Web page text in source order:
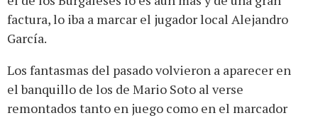
factura, lo iba a marcar el jugador local Alejandro
García.
Los fantasmas del pasado volvieron a aparecer en
el banquillo de los de Mario Soto al verse
remontados tanto en juego como en el marcador